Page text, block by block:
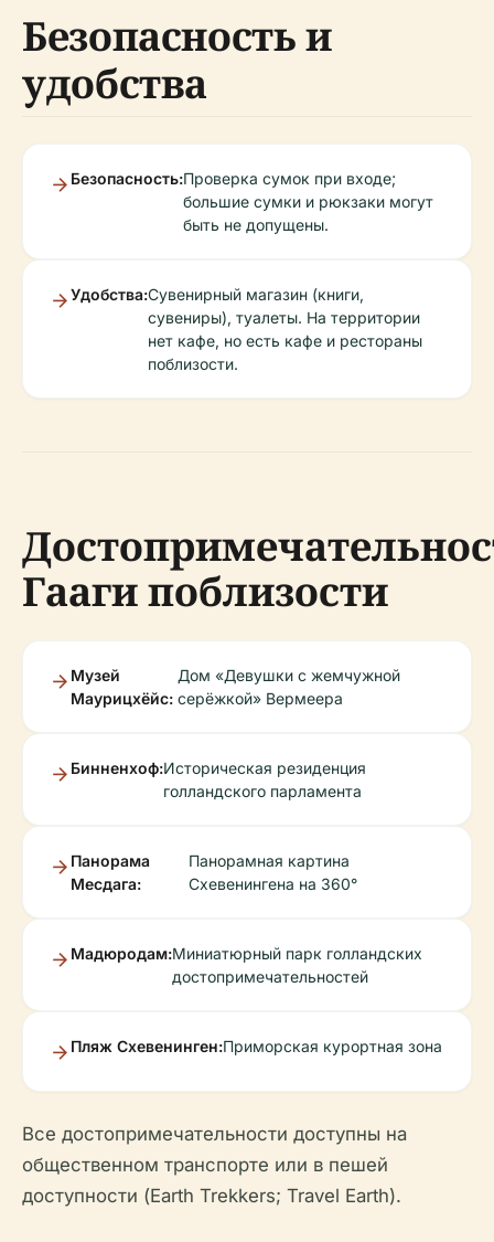
Безопасность и
удобства
Безопасность:Проверка сумок при входе;
большие сумки и рюкзаки могут
быть не допущены.
Удобства:Сувенирный магазин (книги,
сувениры), туалеты. На территории
нет кафе, но есть кафе и рестораны
поблизости.
Гааги поблизости
Музей
Маурицхёйс:
Дом «Девушки с жемчужной
серёжкой» Вермеера
Бинненхоф:Историческая резиденция
голландского парламента
Панорама
Месдага:
Панорамная картина
Схевенингена на 360°
Мадюродам:Миниатюрный парк голландских
достопримечательностей
Пляж Схевенинген:Приморская курортная зона
Все достопримечательности доступны на
общественном транспорте или в пешей
доступности (Earth Trekkers; Travel Earth).